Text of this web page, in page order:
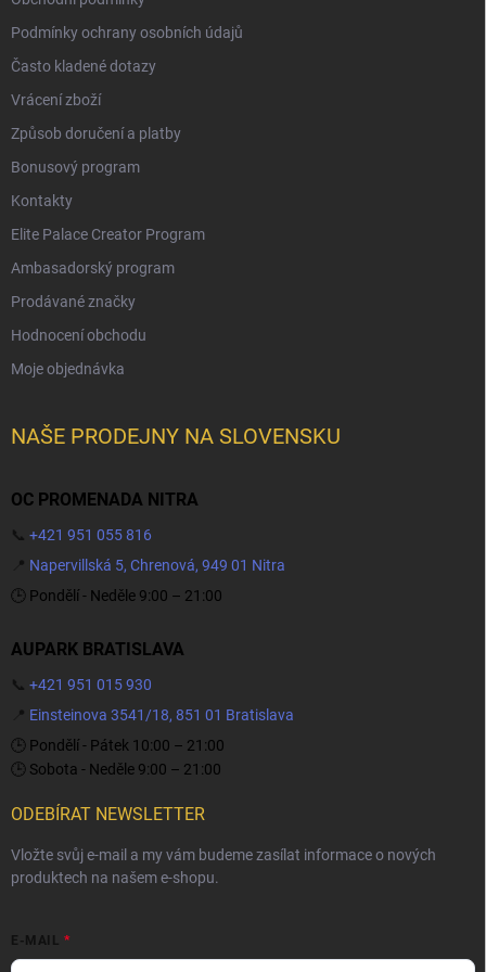
Podmínky ochrany osobních údajů
Často kladené dotazy
Vrácení zboží
Způsob doručení a platby
Bonusový program
Kontakty
Elite Palace Creator Program
Ambasadorský program
Prodávané značky
Hodnocení obchodu
Moje objednávka
NAŠE PRODEJNY NA SLOVENSKU
OC PROMENADA NITRA
📞 +421 951 055 816
📍 Napervillská 5, Chrenová, 949 01 Nitra
🕒 Pondělí - Neděle 9:00 – 21:00
AUPARK BRATISLAVA
📞 +421 951 015 930
📍 Einsteinova 3541/18, 851 01 Bratislava
🕒 Pondělí - Pátek 10:00 – 21:00
🕒 Sobota - Neděle 9:00 – 21:00
ODEBÍRAT NEWSLETTER
Vložte svůj e-mail a my vám budeme zasílat informace o nových
produktech na našem e-shopu.
E-MAIL